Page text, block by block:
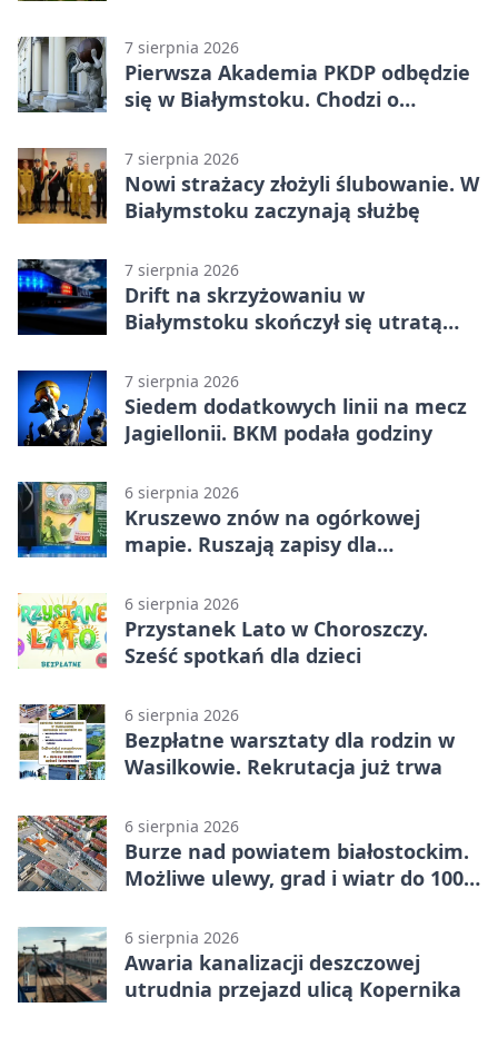
7 sierpnia 2026
Pierwsza Akademia PKDP odbędzie
się w Białymstoku. Chodzi o
7 sierpnia 2026
Nowi strażacy złożyli ślubowanie. W
Białymstoku zaczynają służbę
7 sierpnia 2026
Drift na skrzyżowaniu w
Białymstoku skończył się utratą
7 sierpnia 2026
Siedem dodatkowych linii na mecz
Jagiellonii. BKM podała godziny
6 sierpnia 2026
Kruszewo znów na ogórkowej
mapie. Ruszają zapisy dla
6 sierpnia 2026
Przystanek Lato w Choroszczy.
Sześć spotkań dla dzieci
6 sierpnia 2026
Bezpłatne warsztaty dla rodzin w
Wasilkowie. Rekrutacja już trwa
6 sierpnia 2026
Burze nad powiatem białostockim.
Możliwe ulewy, grad i wiatr do 100
6 sierpnia 2026
Awaria kanalizacji deszczowej
utrudnia przejazd ulicą Kopernika